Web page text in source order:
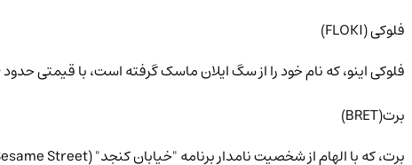
فلوکی (FLOKI)
فلوکی اینو، که نام خود را از سگ ایلان ماسک گرفته است، با قیمتی حدود
برت(BRET)
برت، که با الهام از شخصیت نامدار برنامه "خیابان کنجد" (Sesame Street) ایجاد شده است، با قیمتی حدود